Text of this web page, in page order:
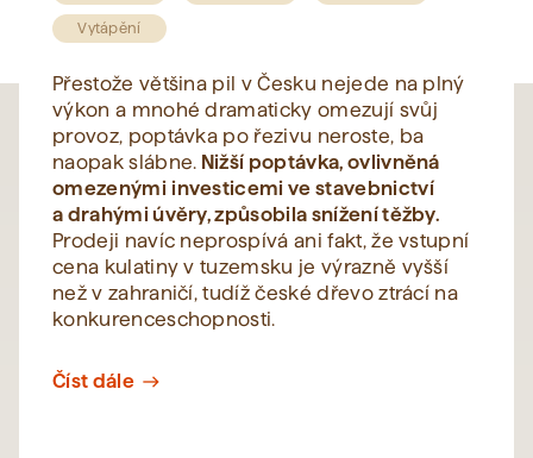
Vytápění
Přestože většina pil v Česku nejede na plný
výkon a mnohé dramaticky omezují svůj
provoz, poptávka po řezivu neroste, ba
naopak slábne. Nižší poptávka, ovlivněná
omezenými investicemi ve stavebnictví
a drahými úvěry, způsobila snížení těžby.
Prodeji navíc neprospívá ani fakt, že vstupní
cena kulatiny v tuzemsku je výrazně vyšší
než v zahraničí, tudíž české dřevo ztrácí na
konkurenceschopnosti.
Číst dále east